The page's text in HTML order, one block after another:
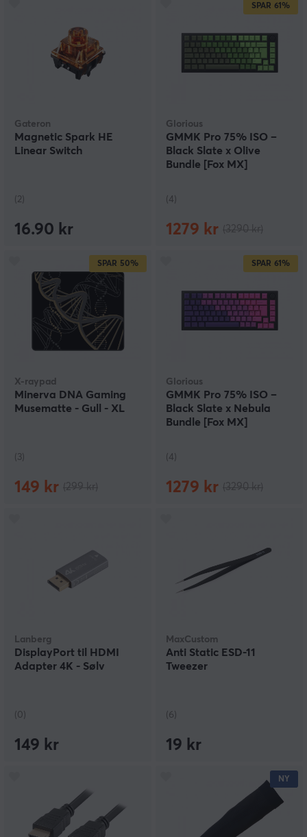
Gateron
Magnetic Spark HE
Linear Switch
(2)
16.90 kr
SPAR 61%
Glorious
GMMK Pro 75% ISO –
Black Slate x Olive
Bundle [Fox MX]
(4)
1279 kr
SPAR 50%
X-raypad
Minerva DNA Gaming
Musematte - Gull - XL
(3)
149 kr
SPAR 61%
Glorious
GMMK Pro 75% ISO –
Black Slate x Nebula
Bundle [Fox MX]
(4)
1279 kr
Lanberg
DisplayPort til HDMI
Adapter 4K - Sølv
(0)
149 kr
MaxCustom
Anti Static ESD-11
Tweezer
(6)
19 kr
NY